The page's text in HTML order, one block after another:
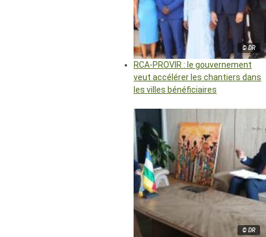
© DR
RCA-PROVIR : le gouvernement
veut accélérer les chantiers dans
les villes bénéficiaires
© DR